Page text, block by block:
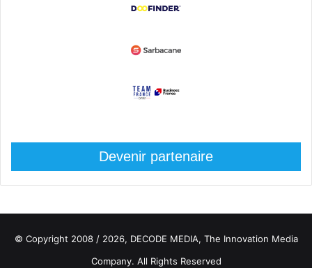
Devenir partenaire
© Copyright 2008 / 2026, DECODE MEDIA, The Innovation Media
Company. All Rights Reserved